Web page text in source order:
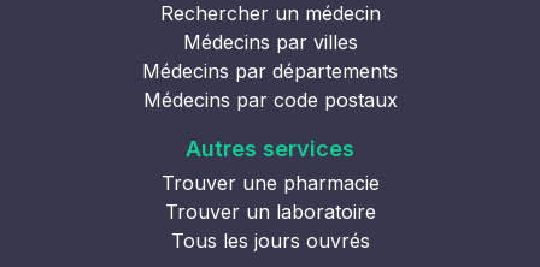
Rechercher un médecin
Médecins par villes
Médecins par départements
Médecins par code postaux
Autres services
Trouver une pharmacie
Trouver un laboratoire
Tous les jours ouvrés